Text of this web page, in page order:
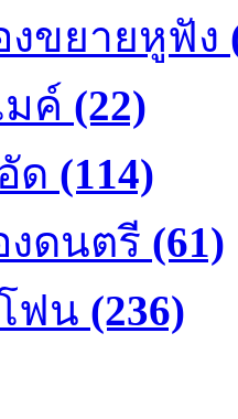
งขยายหูฟัง
ค์ (22)
ด (114)
งดนตรี (61)
ฟน (236)